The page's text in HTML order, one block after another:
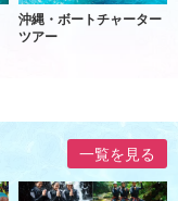
沖縄・ボートチャーター
ツアー
一覧を見る